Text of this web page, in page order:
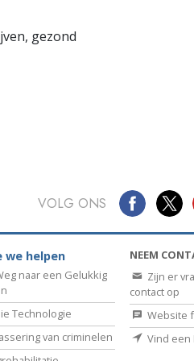
gezond
VOLG ONS
we helpen
naar een Gelukkig
Technologie
van criminelen
NEEM
Zijn er
contact op
Website
Vind een